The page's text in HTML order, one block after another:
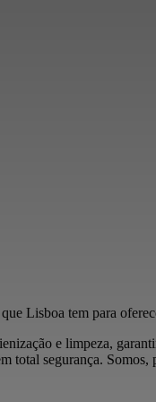
Lisboa tem para
e limpeza,
total segurança.